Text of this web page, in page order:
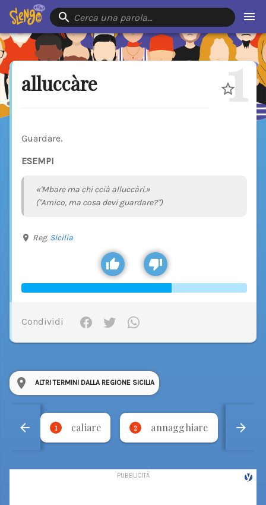
Cerca una parola…
alluccàre 1
Guardare.
ESEMPI
«'Mbare ma chi ccià alluccàri.»
("Amico, ma cosa devi guardare?")
Reg. Sicilia
Condividi
ALTRI TERMINI DALLA REGIONE SICILIA
1 caliare 2 annagghiare 3